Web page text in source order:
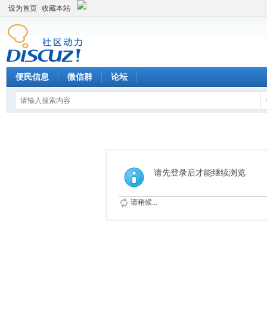
设为首页 收藏本站
便民信息 微信群 论坛
请先登录后才能继续浏览
请稍候...